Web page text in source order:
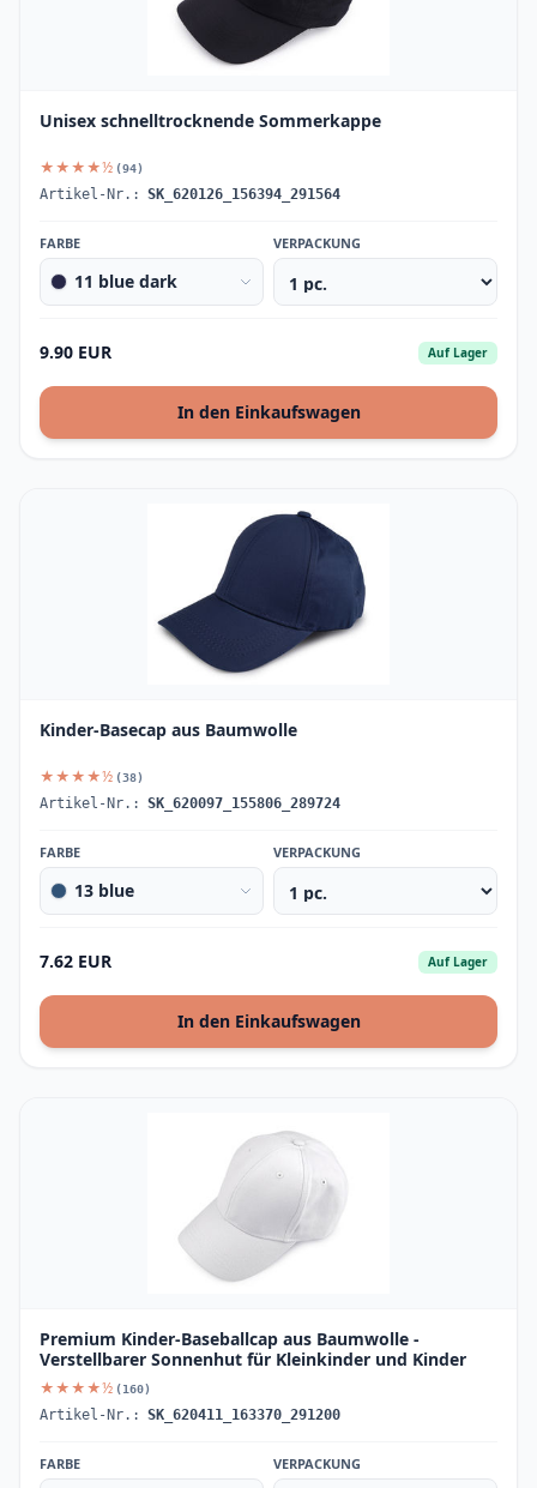
Unisex schnelltrocknende Sommerkappe
★★★★½ (94)
Artikel-Nr.: SK_620126_156394_291564
FARBE
11 blue dark
VERPACKUNG
9.90 EUR Auf Lager
In den Einkaufswagen
Kinder-Basecap aus Baumwolle
★★★★½ (38)
Artikel-Nr.: SK_620097_155806_289724
FARBE
13 blue
VERPACKUNG
7.62 EUR Auf Lager
In den Einkaufswagen
Premium Kinder-Baseballcap aus Baumwolle -
Verstellbarer Sonnenhut für Kleinkinder und Kinder
★★★★½ (160)
Artikel-Nr.: SK_620411_163370_291200
FARBE VERPACKUNG